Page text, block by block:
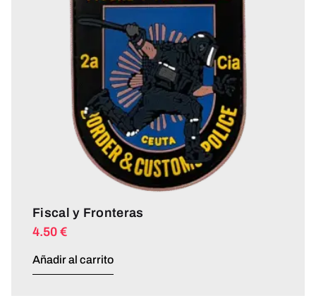
Fiscal y Fronteras
4.50 €
Añadir al carrito